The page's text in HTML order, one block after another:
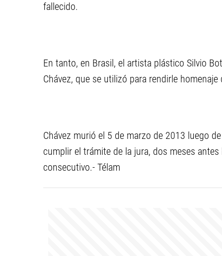
fallecido.
En tanto, en Brasil, el artista plástico Silvio
Chávez, que se utilizó para rendirle
Chávez murió el 5 de marzo de 2013 luego
cumplir el trámite de la jura, dos meses
consecutivo.- Télam